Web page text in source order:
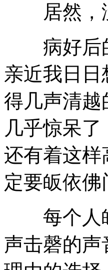
居然，没
病好后的
亲近我日
得几声清越
几乎惊呆
还有着这样
定要皈依
每个人皈
声击磬的